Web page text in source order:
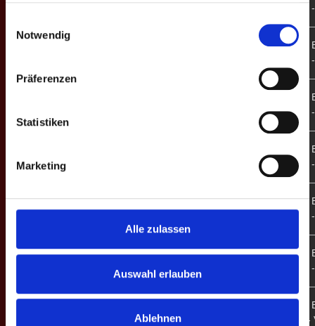
Notwendig
Präferenzen
Statistiken
Marketing
Alle zulassen
Auswahl erlauben
Ablehnen
M'Gladbach
2
M'Gladbach
4 - 12
4.
Dortmund V
M'Gladbach
A